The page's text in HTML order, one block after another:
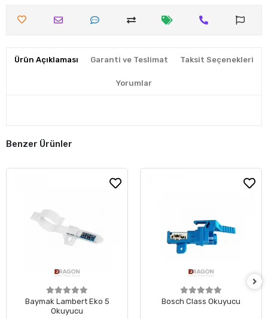
Ürün Açıklaması Garanti ve Teslimat Taksit Seçenekleri
Yorumlar
Benzer Ürünler
Baymak Lambert Eko 5
Okuyucu
Bosch Class Okuyucu